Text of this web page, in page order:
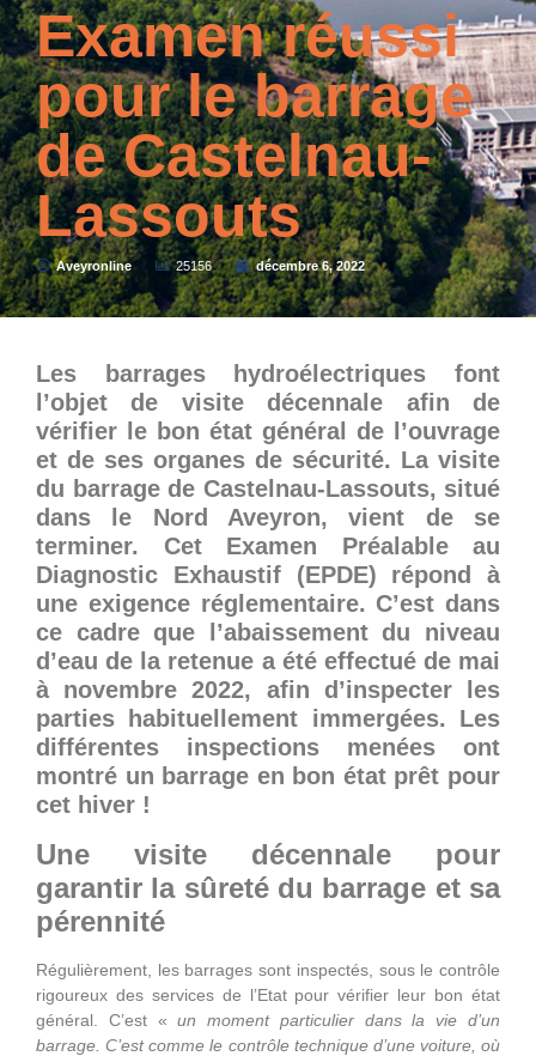
Examen réussi
pour le barrage
de Castelnau-
Lassouts
Aveyronline 25156 décembre 6, 2022
Les barrages hydroélectriques font
l’objet de visite décennale afin de
vérifier le bon état général de l’ouvrage
et de ses organes de sécurité. La visite
du barrage de Castelnau-Lassouts, situé
dans le Nord Aveyron, vient de se
terminer. Cet Examen Préalable au
Diagnostic Exhaustif (EPDE) répond à
une exigence réglementaire. C’est dans
ce cadre que l’abaissement du niveau
d’eau de la retenue a été effectué de mai
à novembre 2022, afin d’inspecter les
parties habituellement immergées. Les
différentes inspections menées ont
montré un barrage en bon état prêt pour
cet hiver !
Une visite décennale pour
garantir la sûreté du barrage et sa
pérennité
Régulièrement, les barrages sont inspectés, sous le contrôle
rigoureux des services de l’Etat pour vérifier leur bon état
général. C’est «un moment particulier dans la vie d’un
barrage. C’est comme le contrôle technique d’une voiture, où